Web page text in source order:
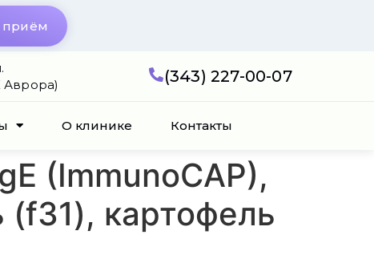
приём
Аврора)
(343) 227-00-07
О клинике Контакты
(ImmunoCAP),
(f31), картофель